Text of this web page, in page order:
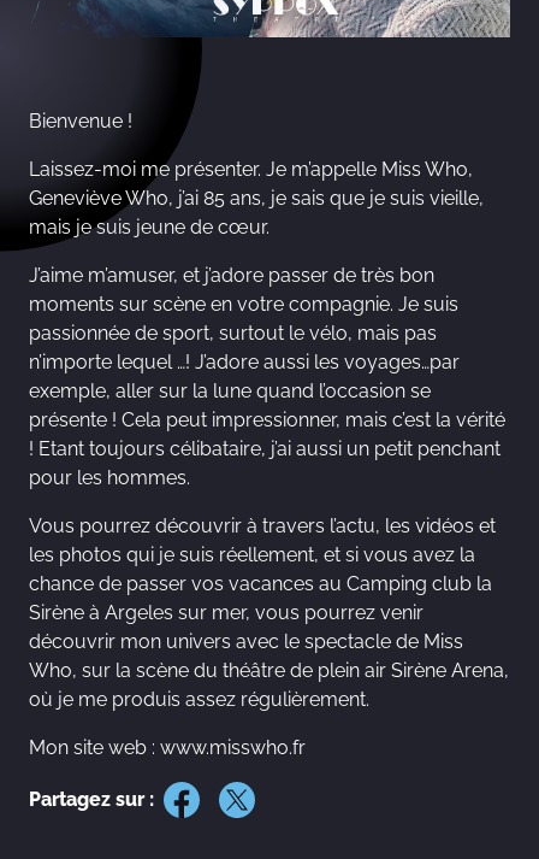
Bienvenue !
Laissez-moi me présenter. Je m’appelle Miss Who,
Geneviève Who, j’ai 85 ans, je sais que je suis vieille,
mais je suis jeune de cœur.
J’aime m’amuser, et j’adore passer de très bon
moments sur scène en votre compagnie. Je suis
passionnée de sport, surtout le vélo, mais pas
n’importe lequel …! J’adore aussi les voyages…par
exemple, aller sur la lune quand l’occasion se
présente ! Cela peut impressionner, mais c’est la vérité
! Etant toujours célibataire, j’ai aussi un petit penchant
pour les hommes.
Vous pourrez découvrir à travers l’actu, les vidéos et
les photos qui je suis réellement, et si vous avez la
chance de passer vos vacances au Camping club la
Sirène à Argeles sur mer, vous pourrez venir
découvrir mon univers avec le spectacle de Miss
Who, sur la scène du théâtre de plein air Sirène Arena,
où je me produis assez régulièrement.
Mon site web : www.misswho.fr
Partagez sur :